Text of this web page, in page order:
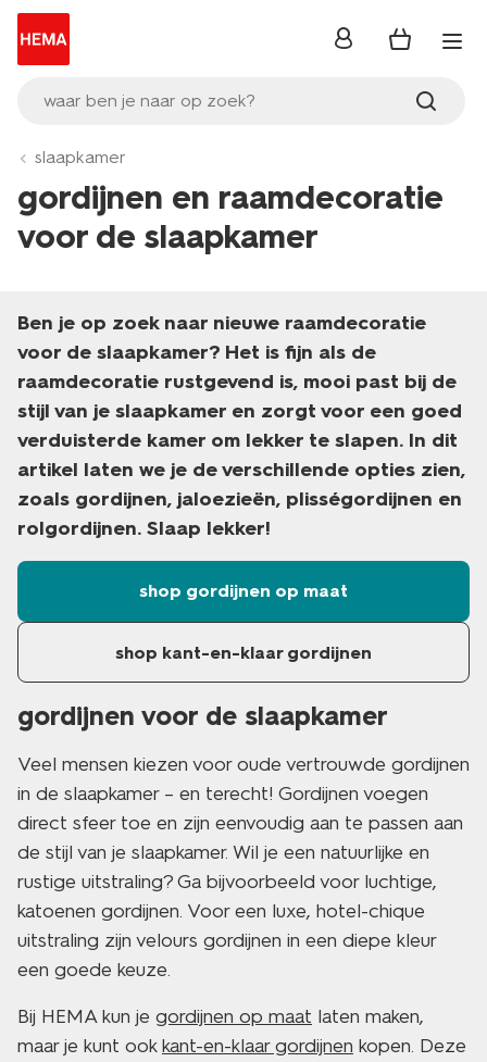
waar ben je naar op zoek?
inloggen
slaapkamer
gordijnen en raamdecoratie
voor de slaapkamer
Ben je op zoek naar nieuwe raamdecoratie
voor de slaapkamer? Het is fijn als de
raamdecoratie rustgevend is, mooi past bij de
stijl van je slaapkamer en zorgt voor een goed
verduisterde kamer om lekker te slapen. In dit
artikel laten we je de verschillende opties zien,
zoals gordijnen, jaloezieën, plisségordijnen en
rolgordijnen. Slaap lekker!
shop gordijnen op maat
shop kant-en-klaar gordijnen
gordijnen voor de slaapkamer
Veel mensen kiezen voor oude vertrouwde gordijnen
in de slaapkamer – en terecht! Gordijnen voegen
direct sfeer toe en zijn eenvoudig aan te passen aan
de stijl van je slaapkamer. Wil je een natuurlijke en
rustige uitstraling? Ga bijvoorbeeld voor luchtige,
katoenen gordijnen. Voor een luxe, hotel-chique
uitstraling zijn velours gordijnen in een diepe kleur
een goede keuze.
Bij HEMA kun je gordijnen op maat laten maken,
maar je kunt ookkant-en-klaar gordijnen kopen. Deze